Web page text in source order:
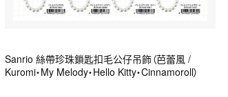
Sanrio 絲帶珍珠鎖匙扣毛公仔吊飾（芭蕾風 /
Kuromi・My Melody・Hello Kitty・Cinnamoroll）